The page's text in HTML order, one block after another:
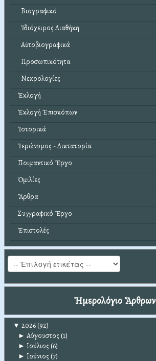
Βιογραφικό
Ἰδιόχειρος Διαθήκη
Αὐτοβιογραφικά
Προσωπικότητα
Νεκρολογίες
Ἐκλογή
Ἐκλογή Ἐπισκόπων
Ἱστορικά
Ἱερώνυμος - Δικτατορία
Ποιμαντικό Ἔργο
Ὁμιλίες
Ἄρθρα
Συγγραφικό Ἔργο
Ἐπιστολές
Ἡμερολόγιο Ἄρθρων
▼ 2026(92)
► Αύγουστος (1)
► Ιούλιος (6)
► Ιούνιος (7)